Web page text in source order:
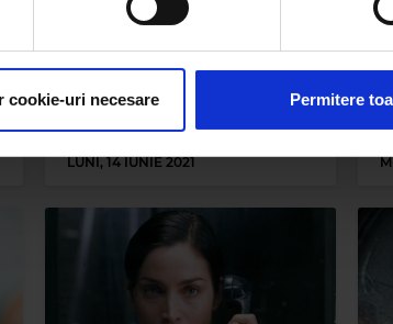
de publicitate și de analize informații cu
oferite de dvs. sau culese în urma
cookie-uri necesare Permitere
Cinci bărbați celebri și
chipeși, care n-au noroc în
LUNI, 14 IUNIE 2021